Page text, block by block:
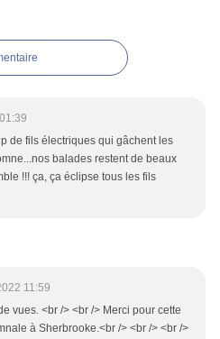
de fils électriques qui gâchent les
balades restent de beaux
!!! ça, ça éclipse tous les fils
11:59
vues. <br /> <br /> Merci pour cette
à Sherbrooke.<br /> <br /> <br />